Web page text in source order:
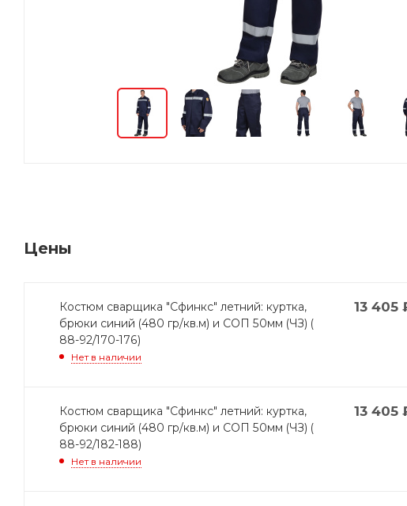
Цены
Костюм сварщика "Сфинкс" летний: куртка,
брюки синий (480 гр/кв.м) и СОП 50мм (ЧЗ) (
88-92/170-176)
Нет в наличии
13 405
Костюм сварщика "Сфинкс" летний: куртка,
брюки синий (480 гр/кв.м) и СОП 50мм (ЧЗ) (
88-92/182-188)
Нет в наличии
13 405